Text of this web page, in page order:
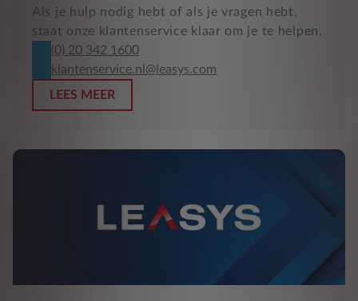
Als je hulp nodig hebt of als je vragen hebt,
staat onze klantenservice klaar om je te helpen.
(0) 20 342 1600
klantenservice.nl@leasys.com
LEES MEER